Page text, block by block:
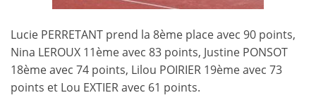
Lucie PERRETANT prend la 8ème place avec 90 points,
Nina LEROUX 11ème avec 83 points, Justine PONSOT
18ème avec 74 points, Lilou POIRIER 19ème avec 73
points et Lou EXTIER avec 61 points.